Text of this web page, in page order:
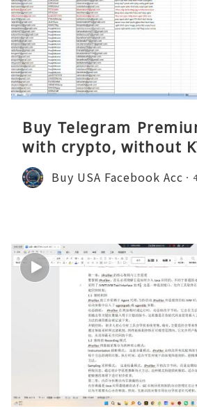
Buy Telegram
with crypto, without
Buy USA Facebook Acc